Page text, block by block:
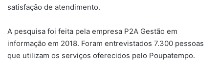
satisfação de atendimento.
A pesquisa foi feita pela empresa P2A Gestão em
informação em 2018. Foram entrevistados 7.300 pessoas
que utilizam os serviços oferecidos pelo Poupatempo.